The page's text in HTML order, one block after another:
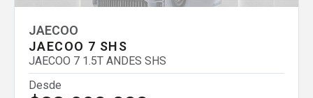
JAECOO
JAECOO 7 SHS
JAECOO 7 1.5T ANDES SHS
Desde
Eliminar todos